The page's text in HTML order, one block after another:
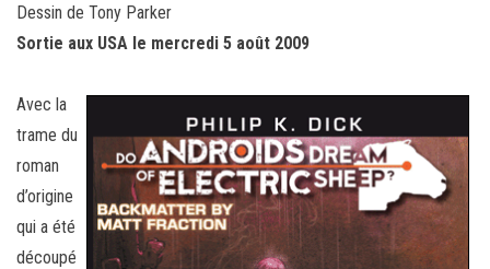
Dessin de Tony Parker
Sortie aux USA le mercredi 5 août 2009
Avec la
trame du
roman
d’origine
qui a été
découpé